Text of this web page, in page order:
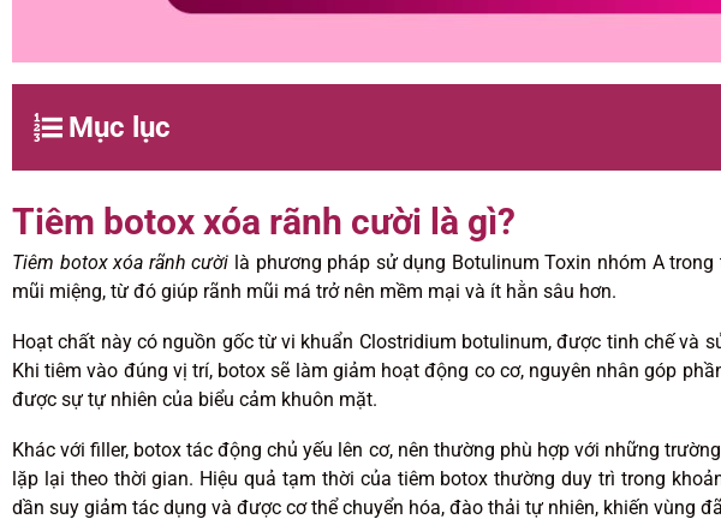
Mục lục
Tiêm botox xóa rãnh cười là gì?
Tiêm botox xóa rãnh cười là phương pháp sử dụng Botulinum Toxin nhóm A
mũi miệng, từ đó giúp rãnh mũi má trở nên mềm mại và ít hằn sâu hơn.
Hoạt chất này có nguồn gốc từ vi khuẩn Clostridium botulinum, được tinh chế và
Khi tiêm vào đúng vị trí, botox sẽ làm giảm hoạt động co cơ, nguyên nhân góp
được sự tự nhiên của biểu cảm khuôn mặt.
Khác với filler, botox tác động chủ yếu lên cơ, nên thường phù hợp với những
lặp lại theo thời gian. Hiệu quả tạm thời của tiêm botox thường duy trì trong
dần suy giảm tác dụng và được cơ thể chuyển hóa, đào thải tự nhiên, khiến vùng